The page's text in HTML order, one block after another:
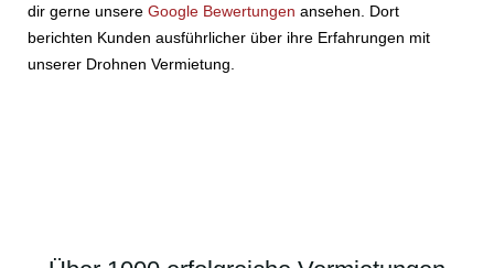
dir gerne unsere Google Bewertungen ansehen. Dort
berichten Kunden ausführlicher über ihre Erfahrungen mit
unserer Drohnen Vermietung.